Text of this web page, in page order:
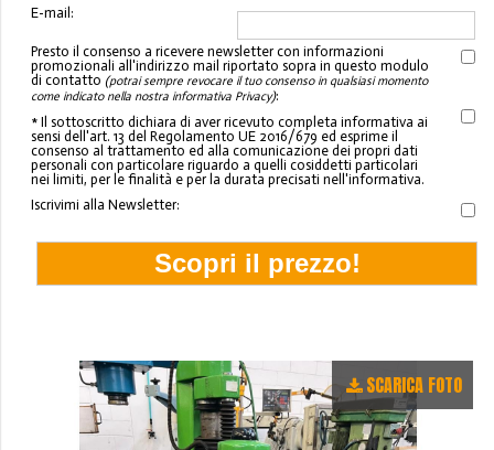
E-mail:
Presto il consenso a ricevere newsletter con informazioni
promozionali all'indirizzo mail riportato sopra in questo modulo
di contatto (potrai sempre revocare il tuo consenso in qualsiasi momento
come indicato nella nostra informativa Privacy):
* Il sottoscritto dichiara di aver ricevuto completa informativa ai
sensi dell'art. 13 del Regolamento UE 2016/679 ed esprime il
consenso al trattamento ed alla comunicazione dei propri dati
personali con particolare riguardo a quelli cosiddetti particolari
nei limiti, per le finalità e per la durata precisati nell'informativa.
Iscrivimi alla Newsletter:
SCARICA FOTO